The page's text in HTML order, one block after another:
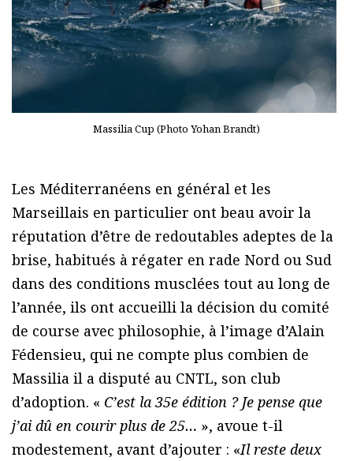
Massilia Cup (Photo Yohan Brandt)
Les Méditerranéens en général et les
Marseillais en particulier ont beau avoir la
réputation d’être de redoutables adeptes de la
brise, habitués à régater en rade Nord ou Sud
dans des conditions musclées tout au long de
l’année, ils ont accueilli la décision du comité
de course avec philosophie, à l’image d’Alain
Fédensieu, qui ne compte plus combien de
Massilia il a disputé au CNTL, son club
d’adoption. « C’est la 35e édition ? Je pense que
j’ai dû en courir plus de 25… », avoue t-il
modestement, avant d’ajouter : «Il reste deux